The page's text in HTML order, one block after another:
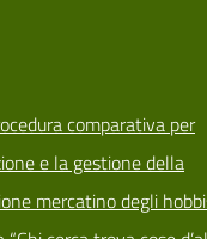
comparativa per
e la gestione della
mercatino degli